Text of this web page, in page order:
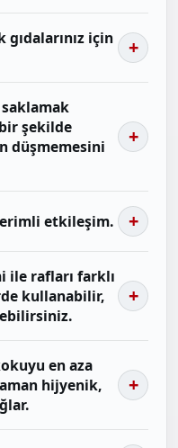
için
bir şekilde
düşmemesini
etkileşim.
ile rafları farklı
kullanabilir,
en aza
hijyenik,